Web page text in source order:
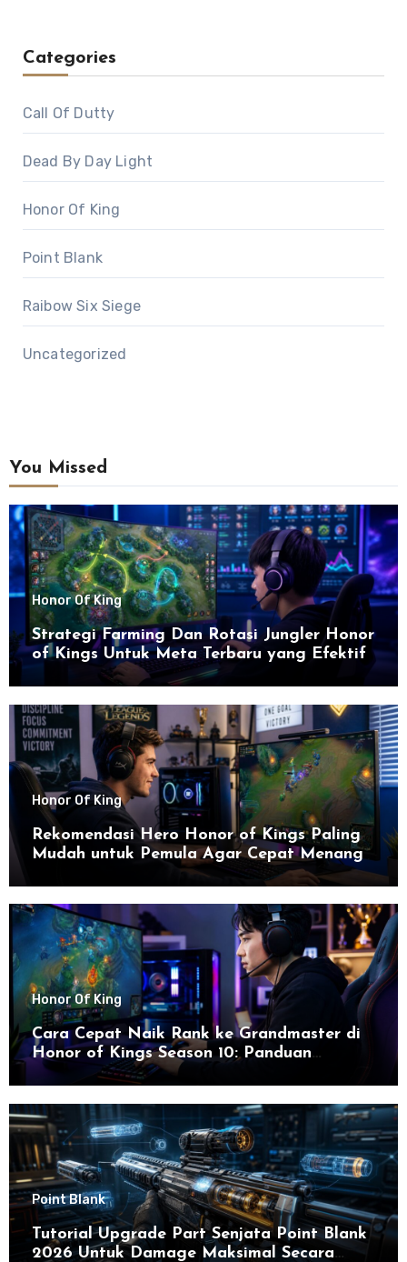
Categories
Call Of Dutty
Dead By Day Light
Honor Of King
Point Blank
Raibow Six Siege
Uncategorized
You Missed
Honor Of King
Strategi Farming Dan Rotasi Jungler Honor
of Kings Untuk Meta Terbaru yang Efektif
Honor Of King
Rekomendasi Hero Honor of Kings Paling
Mudah untuk Pemula Agar Cepat Menang
Honor Of King
Cara Cepat Naik Rank ke Grandmaster di
Honor of Kings Season 10: Panduan
Lengkap dan Strategi Terbaru untuk Sukses
Point Blank
Tutorial Upgrade Part Senjata Point Blank
2026 Untuk Damage Maksimal Secara